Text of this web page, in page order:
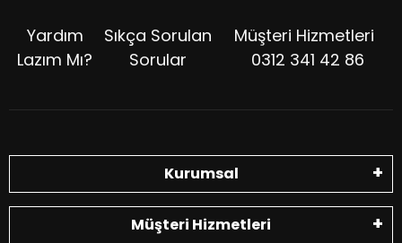
Yardım
Lazım Mı?
Sıkça Sorulan
Sorular
Müşteri Hizmetleri
0312 341 42 86
Kurumsal
Müşteri Hizmetleri